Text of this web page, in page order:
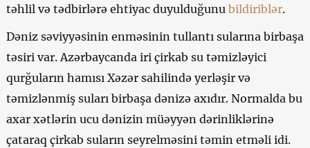
təhlil və tədbirlərə ehtiyac duyulduğunu bildiriblər.
Dəniz səviyyəsinin enməsinin tullantı sularına birbaşa
təsiri var. Azərbaycanda iri çirkab su təmizləyici
qurğuların hamısı Xəzər sahilində yerləşir və
təmizlənmiş suları birbaşa dənizə axıdır. Normalda bu
axar xətlərin ucu dənizin müəyyən dərinliklərinə
çataraq çirkab suların seyrelməsini təmin etməli idi.